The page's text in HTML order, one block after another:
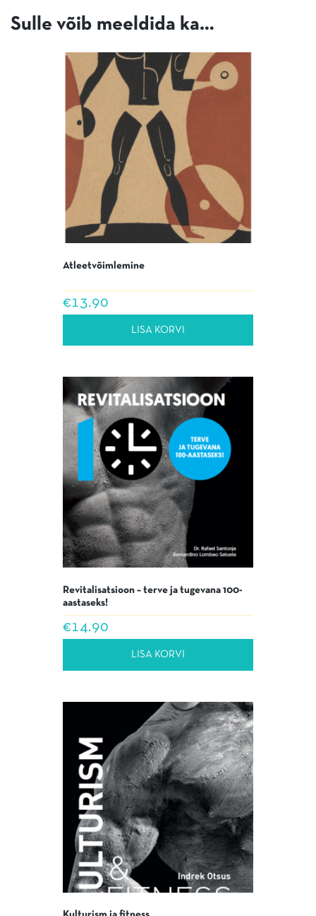
Sulle võib meeldida ka…
Atleetvõimlemine
€13.90
LISA KORVI
Revitalisatsioon – terve ja tugevana 100-
aastaseks!
€14.90
LISA KORVI